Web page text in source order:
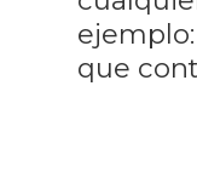
ejemplo:
que